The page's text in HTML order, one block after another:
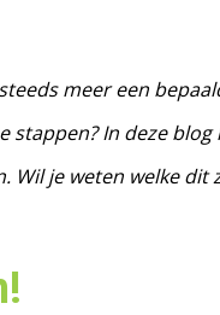
meer een
In deze
je weten welke dit